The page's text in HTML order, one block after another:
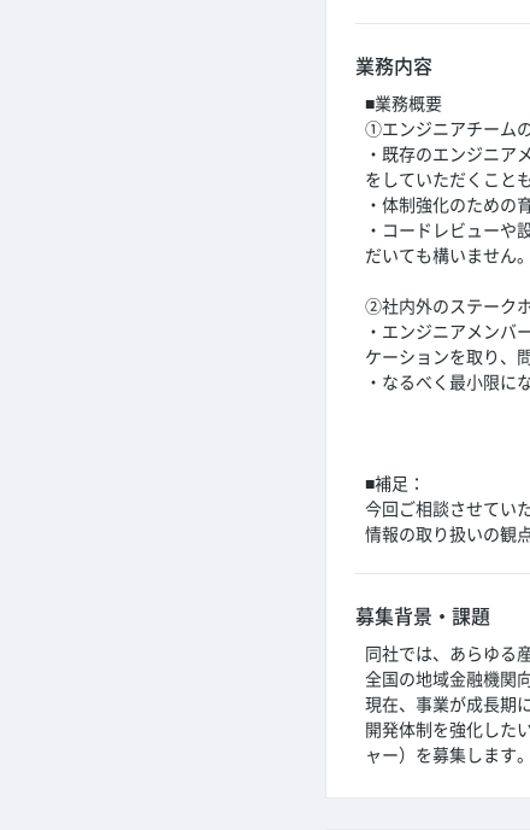
業務内容
■業務概要
①エンジニアチーム
・既存のエンジニア
をしていただくこと
・体制強化のための
・コードレビューや
だいても構いません。
②社内外のステーク
・エンジニアメンバ
ケーションを取り、
・なるべく最小限に
■補足：
今回ご相談させてい
情報の取り扱いの観
募集背景・課題
同社では、あらゆる
全国の地域金融機関
現在、事業が成長期
開発体制を強化した
ャー）を募集します。